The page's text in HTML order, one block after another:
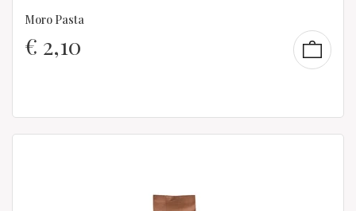
Moro Pasta
€ 2,10